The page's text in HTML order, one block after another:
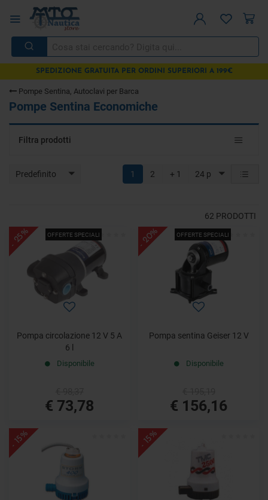
SPEDIZIONE GRATUITA PER ORDINI SUPERIORI A 199€
Pompe Sentina, Autoclavi per Barca
Pompe Sentina Economiche
Toggle
Filtra prodotti
Predefinito 24 p
1 2 + 1
62 PRODOTTI
OFFERTE SPECIALI
- 25%
Pompa circolazione 12 V 5 A
6 l
Disponibile
€ 73,78
OFFERTE SPECIALI
- 20%
Pompa sentina Geiser 12 V
Disponibile
€ 156,16
- 15% - 15%